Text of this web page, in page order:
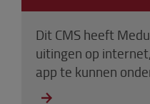
Dit CMS heeft
uitingen op
app te kunnen